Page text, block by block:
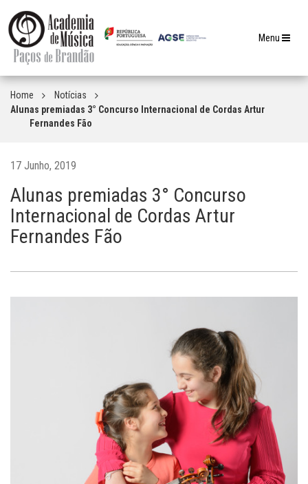
Toggle
Menu
Home
Notícias
Alunas premiadas 3° Concurso Internacional de Cordas Artur
Fernandes Fão
17 Junho, 2019
Alunas premiadas 3° Concurso
Internacional de Cordas Artur
Fernandes Fão